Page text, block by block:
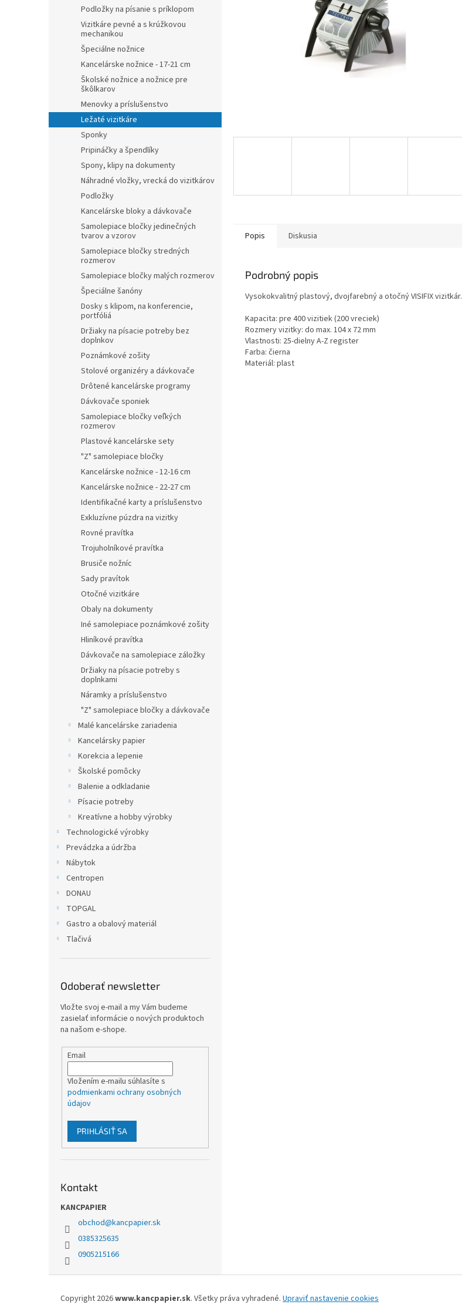
Podložky na písanie s príklopom
Vizitkáre pevné a s krúžkovou
mechanikou
Špeciálne nožnice
Kancelárske nožnice - 17-21 cm
Školské nožnice a nožnice pre
škôlkarov
Menovky a príslušenstvo
Ležaté vizitkáre
Sponky
Pripináčky a špendlíky
Spony, klipy na dokumenty
Náhradné vložky, vrecká do vizitkárov
Podložky
Kancelárske bloky a dávkovače
Samolepiace bločky jedinečných
tvarov a vzorov
Samolepiace bločky stredných
rozmerov
Samolepiace bločky malých rozmerov
Špeciálne šanóny
Dosky s klipom, na konferencie,
portfóliá
Držiaky na písacie potreby bez
doplnkov
Poznámkové zošity
Stolové organizéry a dávkovače
Drôtené kancelárske programy
Dávkovače sponiek
Samolepiace bločky veľkých
rozmerov
Plastové kancelárske sety
"Z" samolepiace bločky
Kancelárske nožnice - 12-16 cm
Kancelárske nožnice - 22-27 cm
Identifikačné karty a príslušenstvo
Exkluzívne púzdra na vizitky
Rovné pravítka
Trojuholníkové pravítka
Brusiče nožníc
Sady pravítok
Otočné vizitkáre
Obaly na dokumenty
Iné samolepiace poznámkové zošity
Hliníkové pravítka
Dávkovače na samolepiace záložky
Držiaky na písacie potreby s
doplnkami
Náramky a príslušenstvo
"Z" samolepiace bločky a dávkovače
Malé kancelárske zariadenia
Kancelársky papier
Korekcia a lepenie
Školské pomôcky
Balenie a odkladanie
Písacie potreby
Kreatívne a hobby výrobky
Technologické výrobky
Prevádzka a údržba
Nábytok
Centropen
DONAU
TOPGAL
Gastro a obalový materiál
Tlačivá
Odoberať newsletter
Vložte svoj e-mail a my Vám budeme
zasielať informácie o nových produktoch
na našom e-shope.
Email
Vložením e-mailu súhlasíte s
podmienkami ochrany osobných
údajov
PRIHLÁSIŤ SA
Kontakt
KANCPAPIER
obchod@kancpapier.sk
0385325635
0905215166
Popis Diskusia
Podrobný popis
Vysokokvalitný plastový, dvojfarebný a otočný VISIFIX vizitkár.
Kapacita: pre 400 vizitiek (200 vreciek)
Rozmery vizitky: do max. 104 x 72 mm
Vlastnosti: 25-dielny A-Z register
Farba: čierna
Materiál: plast
Copyright 2026www.kancpapier.sk. Všetky práva vyhradené. Upraviť nastavenie cookies